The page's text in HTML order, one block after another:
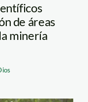
de áreas
minería